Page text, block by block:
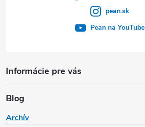
Informácie pre vás
Blog
Archív
pean.sk
Pean na YouTube